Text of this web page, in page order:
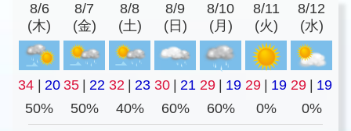
8/6
(木)
8/7
(金)
8/8
(土)
8/9
(日)
8/10
(月)
8/11
(火)
8/12
(水)
34 20 35 22 32 23 30 21 29 19 29 19 29
19
50%
50% 40% 60% 60% 0% 0%